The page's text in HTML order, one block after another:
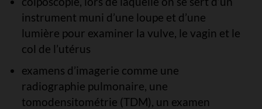
instrument muni d’une loupe et d’une
lumière pour examiner la vulve, le vagin et le
col de l’utérus
examens d’imagerie comme une
radiographie pulmonaire, une
tomodensitométrie (TDM), un examen